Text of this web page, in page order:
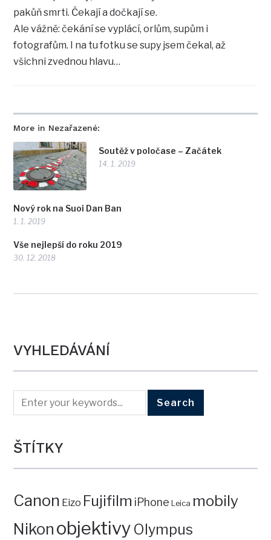
More in Nezařazené:
Soutěž v poločase – Začátek
14. 1. 2019
Nový rok na Suoi Dan Ban
1. 1. 2019
Vše nejlepší do roku 2019
30. 12. 2018
pakůň smrti. Čekají a dočkají se.
Ale vážně: čekání se vyplácí, orlům, supům i
fotografům. I na tu fotku se supy jsem čekal, až
všichni zvednou hlavu…
VYHLEDÁVÁNÍ
ŠTÍTKY
Canon Eizo Fujifilm iPhone Leica mobily
Nikon objektivy Olympus